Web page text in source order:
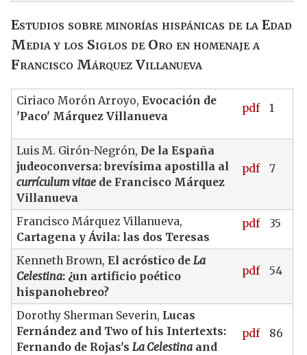
Estudios sobre minorías hispánicas de la Edad
Media y los Siglos de Oro en homenaje a
Francisco Márquez Villanueva
Ciriaco Morón Arroyo, Evocación de
'Paco' Márquez Villanueva
pdf 1
Luis M. Girón-Negrón, De la España
judeoconversa: brevísima apostilla al
currículum vitaede Francisco Márquez
Villanueva
pdf 7
Francisco Márquez Villanueva,
Cartagena y Ávila: las dos Teresas
pdf 35
Kenneth Brown, El acróstico de La
Celestina: ¿un artificio poético
hispanohebreo?
pdf 54
Dorothy Sherman Severin, Lucas
Fernández and Two of his Intertexts:
Fernando de Rojas's La Celestinaand
pdf 86